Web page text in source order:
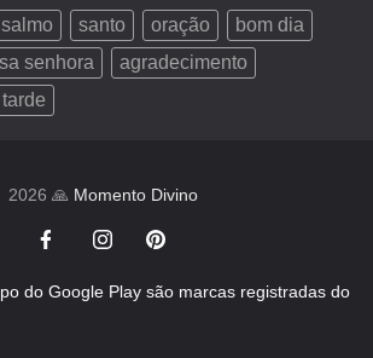
salmo santo oração
bom dia
senhora
agradecimento
2026 🙏 Momento Divino
do Google Play são marcas registradas do